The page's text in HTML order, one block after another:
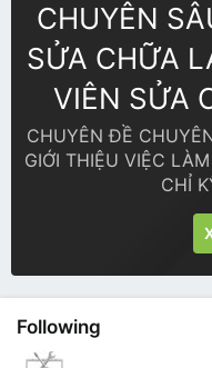
CHUYÊN
SỬA CHỮA
VIÊN SỬA
CHUYÊN ĐỀ
GIỚI THIỆU VIỆC
CHỈ
Following